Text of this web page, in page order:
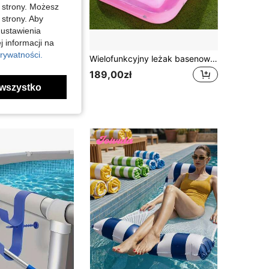
Wielofunkcyjny leżak basenowy z odchylaniem, tropikalnym nadrukiem i uchwytem na kubek, letni akcesorium do relaksu w ogrodzie i chłodzenia w wodzie dla dorosłych, niepryskająca pływająca mata/leżak, amfibijny nadmuchiwany fotel, pływająca podkładka do opalania, wodny fotel do odpoczynku, na ceremonię ukończenia studiów, wygodne leżenie na płasko, odporny na stres, trwały, antypoślizgowa tekstura, stabilny, przenośny do przechowywania, odpowiedni na imprezę basenową, wakacje na plaży, opalanie i inne, szybko nadmuchiwana pływająca mata
189,00zł
Możesz
Aby
informacji na